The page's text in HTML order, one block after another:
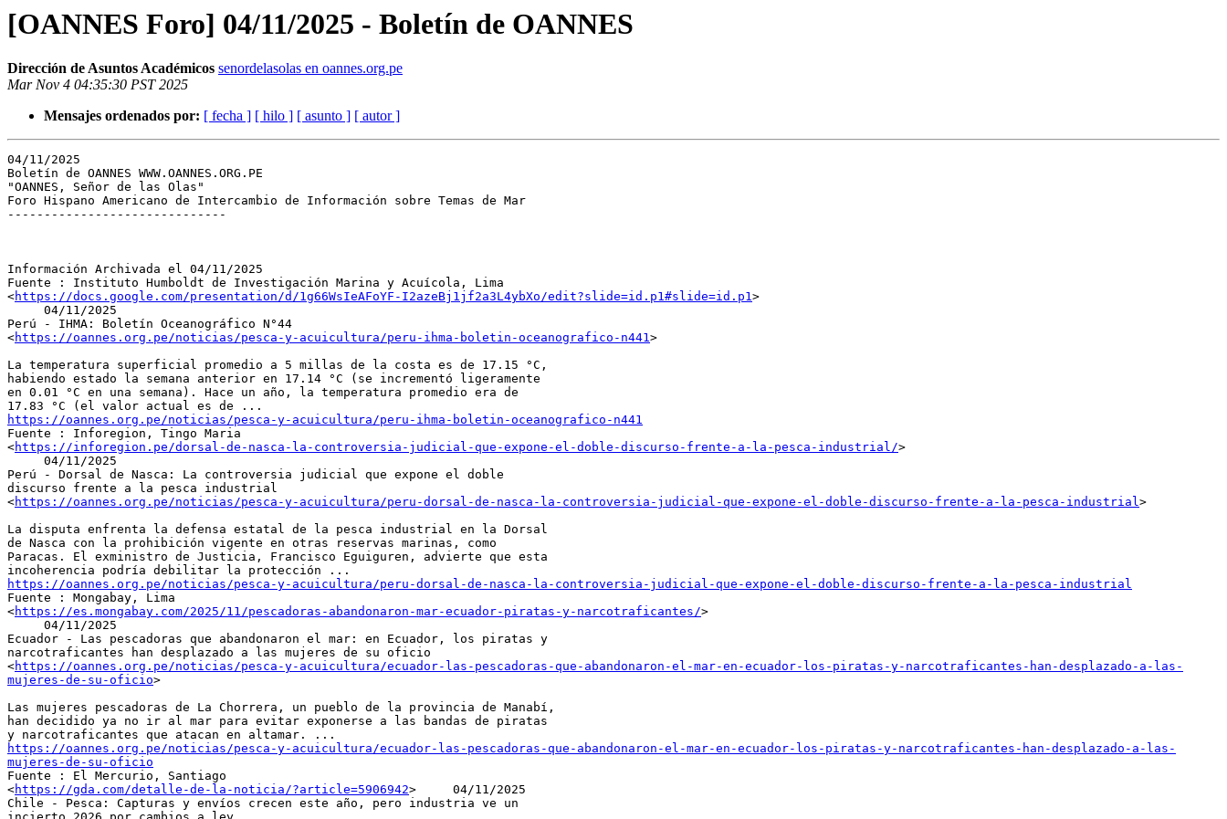
[OANNES Foro] 04/11/2025 - Boletín de OANNES
Dirección de Asuntos Académicos senordelasolas en oannes.org.pe
Mar Nov 4 04:35:30 PST 2025
Mensajes ordenados por: [ fecha ] [ hilo ] [ asunto ] [ autor ]
04/11/2025
Boletín de OANNES WWW.OANNES.ORG.PE
"OANNES, Señor de las Olas"
Foro Hispano Americano de Intercambio de Información sobre Temas de Mar
------------------------------
Información Archivada el 04/11/2025
Fuente : Instituto Humboldt de Investigación Marina y Acuícola, Lima
<https://docs.google.com/presentation/d/1g66WsIeAFoYF-I2azeBj1jf2a3L4ybXo/edit?slide=id.p1#slide=id.p1>
Perú - IHMA: Boletín Oceanográfico N°44
<https://oannes.org.pe/noticias/pesca-y-acuicultura/peru-ihma-boletin-oceanografico-n441>
La temperatura superficial promedio a 5 millas de la costa es de 17.15 °C,
habiendo estado la semana anterior en 17.14 °C (se incrementó ligeramente
en 0.01 °C en una semana). Hace un año, la temperatura promedio era de
https://oannes.org.pe/noticias/pesca-y-acuicultura/peru-ihma-boletin-oceanografico-n441
Fuente : Inforegion, Tingo Maria
<https://inforegion.pe/dorsal-de-nasca-la-controversia-judicial-que-expone-el-doble-discurso-frente-a-la-pesca-industrial/>
Perú - Dorsal de Nasca: La controversia judicial que expone el doble
discurso frente a la pesca industrial
<https://oannes.org.pe/noticias/pesca-y-acuicultura/peru-dorsal-de-nasca-la-controversia-judicial-que-expone-el-doble-discurso-frente-a-la-pesca-industrial>
La disputa enfrenta la defensa estatal de la pesca industrial en la Dorsal
de Nasca con la prohibición vigente en otras reservas marinas, como
Paracas. El exministro de Justicia, Francisco Eguiguren, advierte que esta
https://oannes.org.pe/noticias/pesca-y-acuicultura/peru-dorsal-de-nasca-la-controversia-judicial-que-expone-el-doble-discurso-frente-a-la-pesca-industrial
Fuente : Mongabay, Lima
<https://es.mongabay.com/2025/11/pescadoras-abandonaron-mar-ecuador-piratas-y-narcotraficantes/>
Ecuador - Las pescadoras que abandonaron el mar: en Ecuador, los piratas y
narcotraficantes han desplazado a las mujeres de su oficio
<https://oannes.org.pe/noticias/pesca-y-acuicultura/ecuador-las-pescadoras-que-abandonaron-el-mar-en-ecuador-los-piratas-y-narcotraficantes-han-desplazado-a-las-
mujeres-de-su-oficio>
Las mujeres pescadoras de La Chorrera, un pueblo de la provincia de Manabí,
han decidido ya no ir al mar para evitar exponerse a las bandas de piratas
https://oannes.org.pe/noticias/pesca-y-acuicultura/ecuador-las-pescadoras-que-abandonaron-el-mar-en-ecuador-los-piratas-y-narcotraficantes-han-desplazado-a-las-
mujeres-de-su-oficio
Fuente : El Mercurio, Santiago
<https://gda.com/detalle-de-la-noticia/?article=5906942>     04/11/2025
Chile - Pesca: Capturas y envíos crecen este año, pero industria ve un